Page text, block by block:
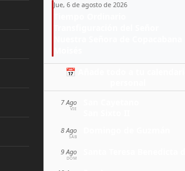
Jue, 6 de agosto de 2026
📅 Añade todo a tu calendario
7 Ago
VIE
8 Ago
SÁB
9 Ago
DOM